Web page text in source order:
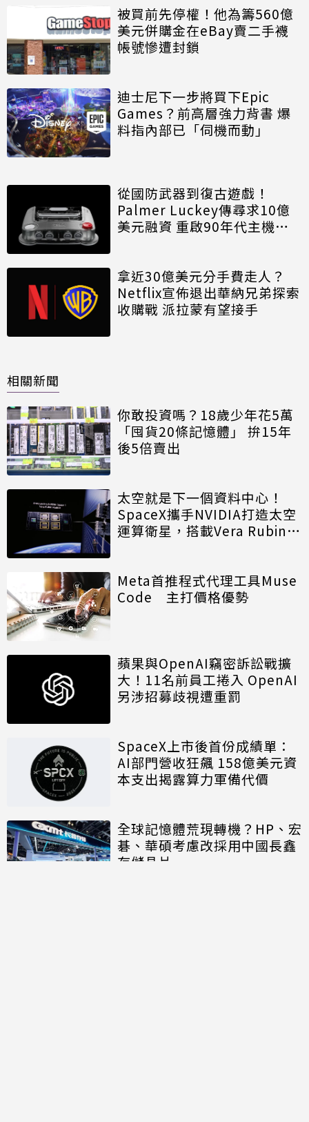
被買前先停權！他為籌560億
美元併購金在eBay賣二手襪
帳號慘遭封鎖
迪士尼下一步將買下Epic
Games？前高層強力背書 爆
料指內部已「伺機而動」
從國防武器到復古遊戲！
Palmer Luckey傳尋求10億
美元融資 重啟90年代主機生
拿近30億美元分手費走人？
Netflix宣佈退出華納兄弟探索
收購戰 派拉蒙有望接手
相關新聞
你敢投資嗎？18歲少年花5萬
「囤貨20條記憶體」 拚15年
後5倍賣出
太空就是下一個資料中心！
SpaceX攜手NVIDIA打造太空
運算衛星，搭載Vera Rubin運
Meta首推程式代理工具Muse
Code 主打價格優勢
蘋果與OpenAI竊密訴訟戰擴
大！11名前員工捲入 OpenAI
另涉招募歧視遭重罰
SpaceX上市後首份成績單：
AI部門營收狂飆 158億美元資
本支出揭露算力軍備代價
全球記憶體荒現轉機？HP、宏
碁、華碩考慮改採用中國長鑫
存儲晶片